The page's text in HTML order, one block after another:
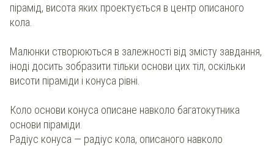
пірамід, висота яких проектується в центр описаного
кола.
Малюнки створюються в залежності від змісту завдання,
іноді досить зобразити тільки основи цих тіл, оскільки
висоти піраміди і конуса рівні.
Коло основи конуса описане навколо багатокутника
основи піраміди.
Радіус конуса — радіус кола, описаного навколо